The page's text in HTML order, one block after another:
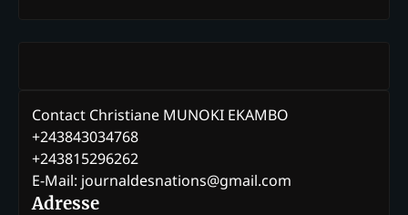
Contact Christiane MUNOKI EKAMBO
+243843034768
+243815296262
E-Mail: journaldesnations@gmail.com
Adresse